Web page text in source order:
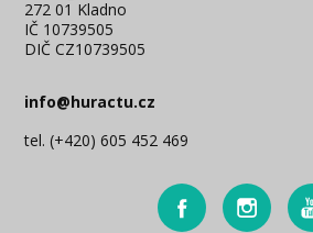
272 01 Kladno
IČ 10739505
DIČ CZ10739505
info@huractu.cz
tel. (+420) 605 452 469